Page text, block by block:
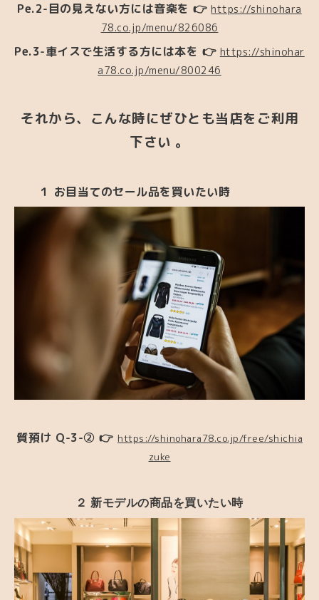
Pe.2-目の見えない方には音楽を 👉 https://shinohara
78.co.jp/menu/826086
Pe.3-車イスで生活する方には本を 👉 https://shinohar
a78.co.jp/menu/800246
それから、こんな時にぜひとも当店をご利用
下さい 。
１ お目当てのセール品を買いたい時
質預け Q-3-② 👉 https://shinohara78.co.jp/free/shichia
zuke
２ 新モデルの商品を買いたい時